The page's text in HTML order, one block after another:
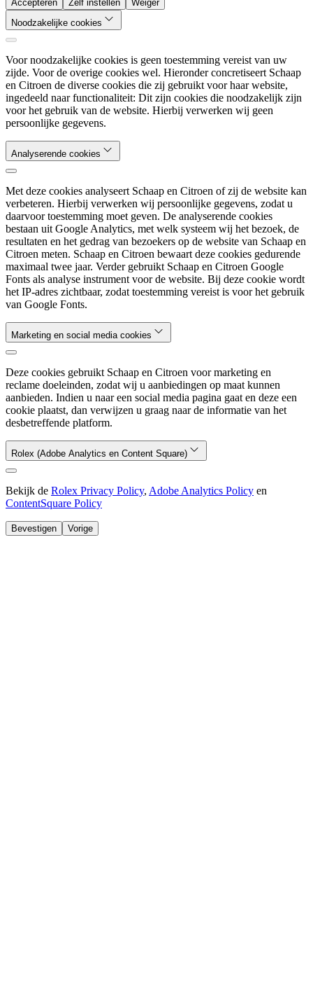
Accepteren Zelf instellen
Weiger
Noodzakelijke cookies
Voor noodzakelijke cookies is geen toestemming vereist van uw
zijde. Voor de overige cookies wel. Hieronder concretiseert Schaap
en Citroen de diverse cookies die zij gebruikt voor haar website,
ingedeeld naar functionaliteit: Dit zijn cookies die noodzakelijk zijn
voor het gebruik van de website. Hierbij verwerken wij geen
persoonlijke gegevens.
Analyserende cookies
Met deze cookies analyseert Schaap en Citroen of zij de website kan
verbeteren. Hierbij verwerken wij persoonlijke gegevens, zodat u
daarvoor toestemming moet geven. De analyserende cookies
bestaan uit Google Analytics, met welk systeem wij het bezoek, de
resultaten en het gedrag van bezoekers op de website van Schaap en
Citroen meten. Schaap en Citroen bewaart deze cookies gedurende
maximaal twee jaar. Verder gebruikt Schaap en Citroen Google
Fonts als analyse instrument voor de website. Bij deze cookie wordt
het IP-adres zichtbaar, zodat toestemming vereist is voor het gebruik
van Google Fonts.
Marketing en social media cookies
Deze cookies gebruikt Schaap en Citroen voor marketing en
reclame doeleinden, zodat wij u aanbiedingen op maat kunnen
aanbieden. Indien u naar een social media pagina gaat en deze een
cookie plaatst, dan verwijzen u graag naar de informatie van het
desbetreffende platform.
Rolex (Adobe Analytics en Content Square)
Bekijk de Rolex Privacy Policy, Adobe Analytics Policy en
ContentSquare Policy
Bevestigen Vorige